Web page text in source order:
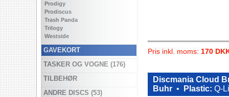
Prodigy
Prodiscus
Trash Panda
Trilogy
Westside
GAVEKORT
TASKER OG VOGNE (176)
TILBEHØR
ANDRE DISCS (53)
Pris inkl. moms: 170
Discmania Cloud
Buhr • Plastic: Q-